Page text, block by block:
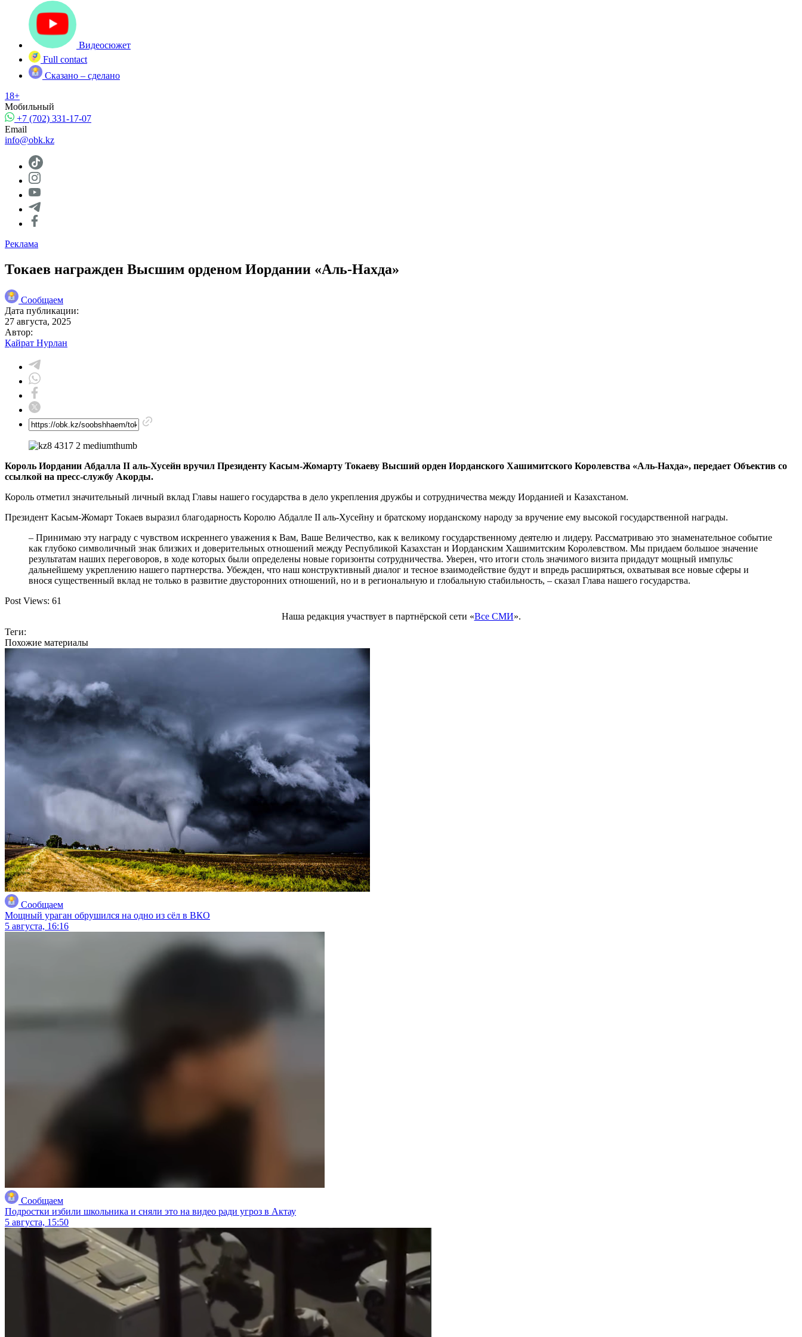
Видеосюжет
Full contact
Сказано – сделано
18+
Мобильный
+7 (702) 331-17-07
Email
info@obk.kz
Реклама
Токаев награжден Высшим орденом Иордании «Аль-Нахда»
Сообщаем
Дата публикации:
27 августа, 2025
Автор:
Қайрат Нурлан
Король Иордании Абдалла II аль-Хусейн вручил Президенту Касым-Жомарту Токаеву Высший орден Иорданского Хашимитского Королевства «Аль-Нахда», передает Объектив со
ссылкой на пресс-службу Акорды.
Король отметил значительный личный вклад Главы нашего государства в дело укрепления дружбы и сотрудничества между Иорданией и Казахстаном.
Президент Касым-Жомарт Токаев выразил благодарность Королю Абдалле II аль-Хусейну и братскому иорданскому народу за вручение ему высокой государственной награды.
– Принимаю эту награду с чувством искреннего уважения к Вам, Ваше Величество, как к великому государственному деятелю и лидеру. Рассматриваю это знаменательное событие
как глубоко символичный знак близких и доверительных отношений между Республикой Казахстан и Иорданским Хашимитским Королевством. Мы придаем большое значение
результатам наших переговоров, в ходе которых были определены новые горизонты сотрудничества. Уверен, что итоги столь значимого визита придадут мощный импульс
дальнейшему укреплению нашего партнерства. Убежден, что наш конструктивный диалог и тесное взаимодействие будут и впредь расширяться, охватывая все новые сферы и
внося существенный вклад не только в развитие двусторонних отношений, но и в региональную и глобальную стабильность, – сказал Глава нашего государства.
Post Views: 61
Наша редакция участвует в партнёрской сети «Все СМИ».
Теги:
Похожие материалы
Сообщаем
Мощный ураган обрушился на одно из сёл в ВКО
5 августа, 16:16
Сообщаем
Подростки избили школьника и сняли это на видео ради угроз в Актау
5 августа, 15:50